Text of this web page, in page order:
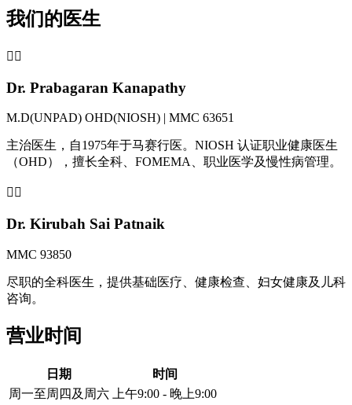
我们的医生
👨‍⚕️
Dr. Prabagaran Kanapathy
M.D(UNPAD) OHD(NIOSH) | MMC 63651
主治医生，自1975年于马赛行医。NIOSH 认证职业健康医生
（OHD），擅长全科、FOMEMA、职业医学及慢性病管理。
👩‍⚕️
Dr. Kirubah Sai Patnaik
MMC 93850
尽职的全科医生，提供基础医疗、健康检查、妇女健康及儿科
咨询。
营业时间
日期
时间
周一至周四及周六
上午9:00 - 晚上9:00